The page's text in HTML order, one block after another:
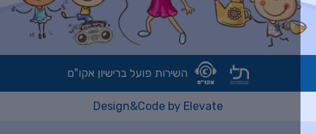
השירות פועל ברישיון אקו"ם
Design&Code by Elevate